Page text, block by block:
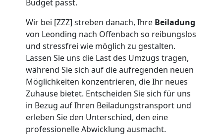
Budget passt.
Wir bei [ZZZ] streben danach, Ihre Beiladung
von Leonding nach Offenbach so reibungslos
und stressfrei wie möglich zu gestalten.
Lassen Sie uns die Last des Umzugs tragen,
während Sie sich auf die aufregenden neuen
Möglichkeiten konzentrieren, die Ihr neues
Zuhause bietet. Entscheiden Sie sich für uns
in Bezug auf Ihren Beiladungstransport und
erleben Sie den Unterschied, den eine
professionelle Abwicklung ausmacht.
Mann
LKW
Leonding
Kunsttransport